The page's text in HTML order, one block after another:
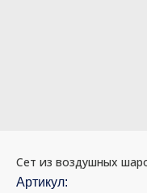
Сет из воздушных
Артикул: